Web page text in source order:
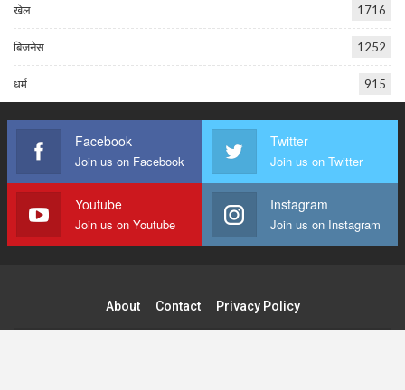
खेल 1716
बिजनेस 1252
धर्म 915
Facebook
Join us on Facebook
Twitter
Join us on Twitter
Youtube
Join us on Youtube
Instagram
Join us on Instagram
About Contact Privacy Policy